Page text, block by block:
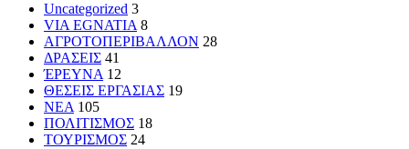
Uncategorized 3
VIA EGNATIA 8
ΑΓΡΟΤΟΠΕΡΙΒΑΛΛΟΝ 28
ΔΡΑΣΕΙΣ 41
ΈΡΕΥΝΑ 12
ΘΕΣΕΙΣ ΕΡΓΑΣΙΑΣ 19
ΝΕΑ 105
ΠΟΛΙΤΙΣΜΟΣ 18
ΤΟΥΡΙΣΜΟΣ 24